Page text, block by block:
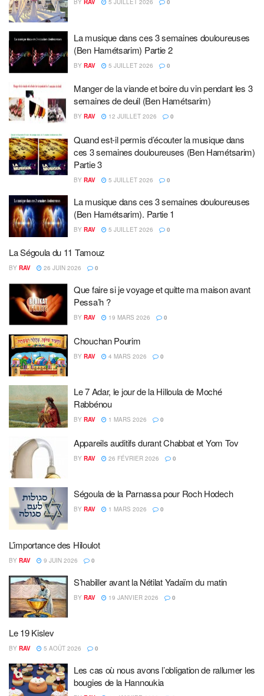
BY RAV 5 JUILLET 2026 0
La musique dans ces 3 semaines douloureuses
(Ben Hamétsarim) Partie 2
BY RAV 5 JUILLET 2026 0
Manger de la viande et boire du vin pendant les 3
semaines de deuil (Ben Hamétsarim)
BY RAV 12 JUILLET 2026 0
Quand est-il permis d’écouter la musique dans
ces 3 semaines douloureuses (Ben Hamétsarim)
Partie 3
BY RAV 5 JUILLET 2026 0
La musique dans ces 3 semaines douloureuses
(Ben Hamétsarim). Partie 1
BY RAV 5 JUILLET 2026 0
La Ségoula du 11 Tamouz
BY RAV 26 JUIN 2026 0
Que faire si je voyage et quitte ma maison avant
Pessa’h ?
BY RAV 19 MARS 2026 0
Chouchan Pourim
BY RAV 4 MARS 2026 0
Le 7 Adar, le jour de la Hilloula de Moché
Rabbénou
BY RAV 1 MARS 2026 0
Appareils auditifs durant Chabbat et Yom Tov
BY RAV 26 FÉVRIER 2026 0
Ségoula de la Parnassa pour Roch Hodech
BY RAV 1 MARS 2026 0
L’importance des Hiloulot
BY RAV 9 JUIN 2026 0
S’habiller avant la Nétilat Yadaïm du matin
BY RAV 19 JANVIER 2026 0
Le 19 Kislev
BY RAV 5 AOÛT 2026 0
Les cas où nous avons l’obligation de rallumer les
bougies de la Hannoukia